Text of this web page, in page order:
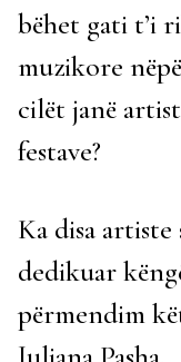
bëhet gati t’i
muzikore
cilët janë
festave?
Ka disa
dedikuar
përmendim